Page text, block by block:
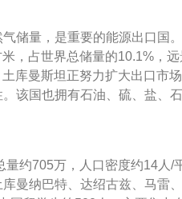
储量，是重要的能源出口国
，占世界总储量的10.1%，
库曼斯坦正努力扩大出口市
该国也拥有石油、硫、盐、
约705万，人口密度约14人/
曼纳巴特、达绍古兹、马雷